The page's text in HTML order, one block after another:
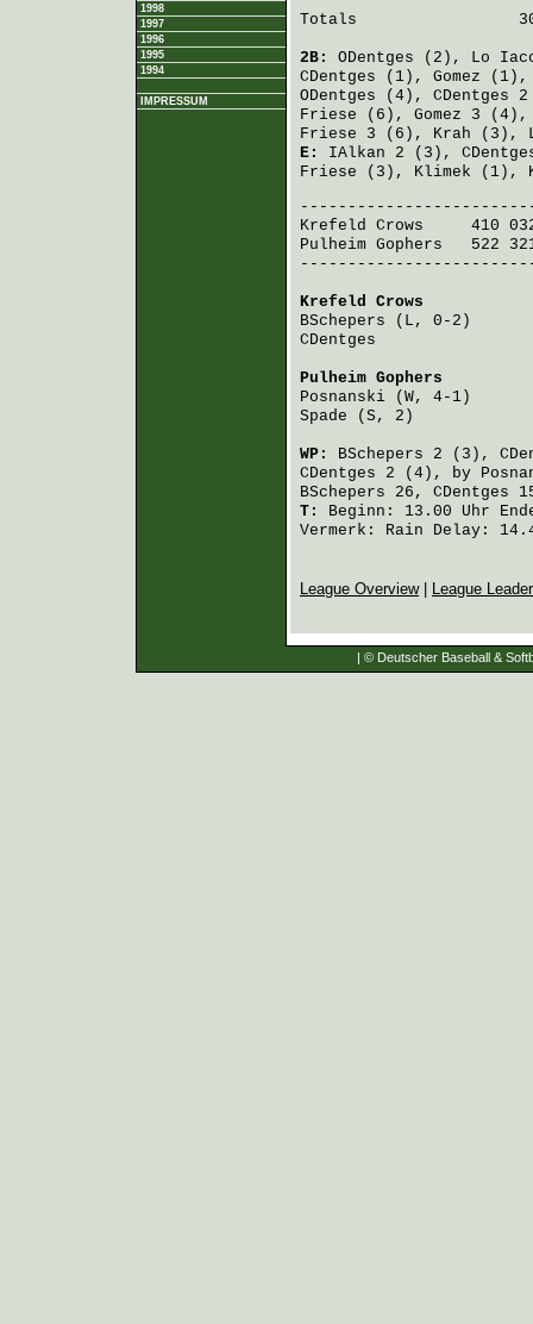
1998
1997
1996
1995
1994
IMPRESSUM
Totals                 30
2B: ODentges (2), Lo
CDentges (1), Gomez
ODentges (4), CDentges
Friese (6), Gomez 3
Friese 3 (6), Krah (3),
E: IAlkan 2 (3),
Friese (3), Klimek (1),
Krefeld Crows
410
Pulheim Gophers
522
Krefeld Crows
BSchepers (L, 0-2)
CDentges
Pulheim Gophers
Posnanski (W, 4-1)
Spade (S, 2)
WP: BSchepers 2 (3),
CDentges 2 (4), by
BSchepers 26, CDentges
T:
Beginn: 13.00 Uhr
Vermerk: Rain Delay:
League Overview| League
| © Deutscher Baseball &